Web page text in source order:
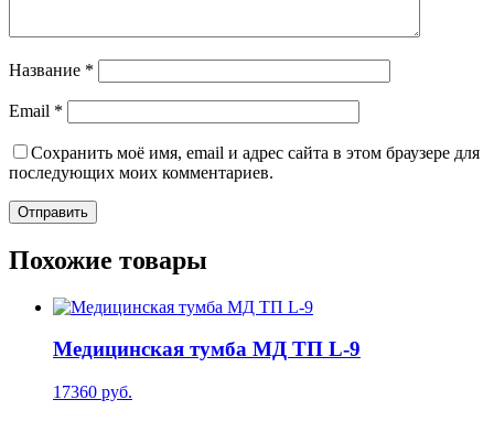
Название *
Email *
Сохранить моё имя, email и адрес сайта в этом браузере для
последующих моих комментариев.
Похожие товары
Медицинская тумба МД ТП L-9
17360 руб.